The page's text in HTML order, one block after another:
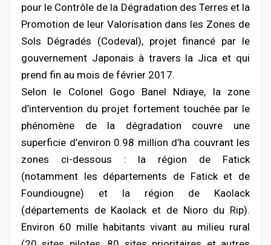
pour le Contrôle de la Dégradation des Terres et la
Promotion de leur Valorisation dans les Zones de
Sols Dégradés (Codeval), projet financé par le
gouvernement Japonais à travers la Jica et qui
prend fin au mois de février 2017.
Selon le Colonel Gogo Banel Ndiaye, la zone
d’intervention du projet fortement touchée par le
phénomène de la dégradation couvre une
superficie d’environ 0.98 million d’ha couvrant les
zones ci-dessous : la région de Fatick
(notamment les départements de Fatick et de
Foundiougne) et la région de Kaolack
(départements de Kaolack et de Nioro du Rip).
Environ 60 mille habitants vivant au milieu rural